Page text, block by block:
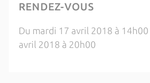
RENDEZ-VOUS
Du mardi 17 avril 2018 à
avril 2018 à 20h00